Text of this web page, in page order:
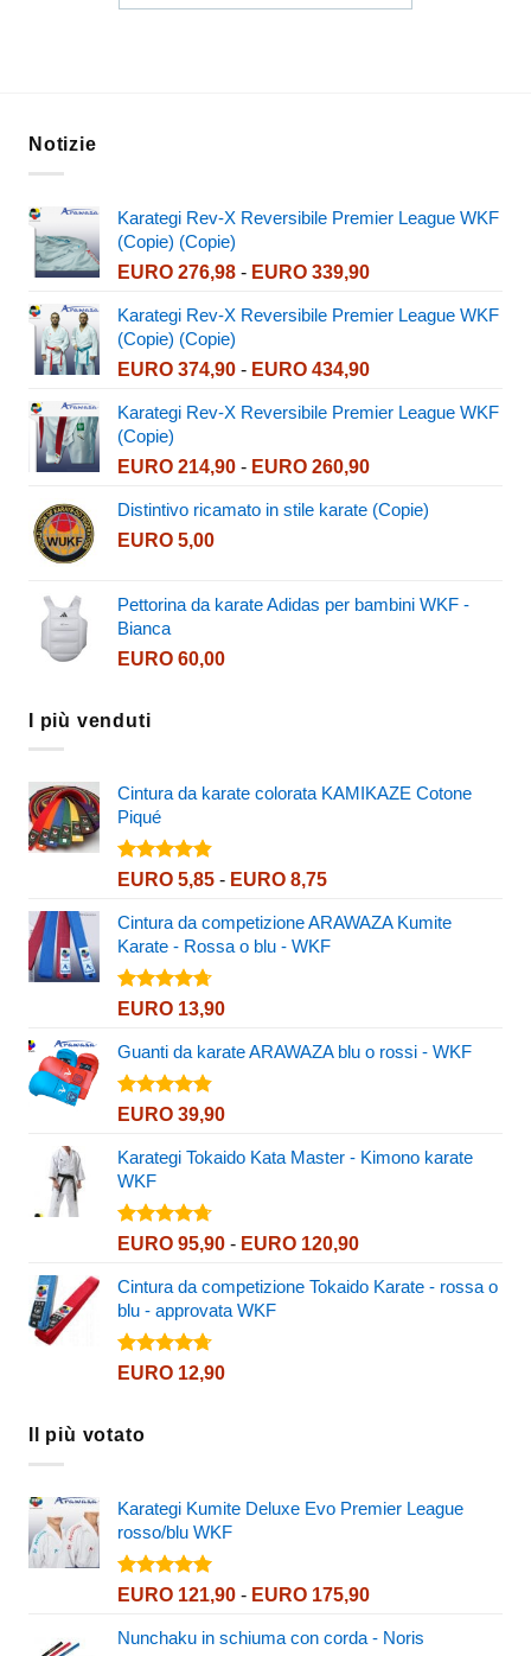
Notizie
Karategi Rev-X Reversibile Premier League WKF
(Copie) (Copie)
EURO276,98 - EURO339,90Fascia
prezzo:
EURO 276,98
EURO 339,90
Karategi Rev-X Reversibile Premier League WKF
(Copie) (Copie)
EURO374,90 - EURO434,90Fascia
prezzo:
EURO 374,90
EURO 434,90
Karategi Rev-X Reversibile Premier League WKF
(Copie)
EURO214,90 - EURO260,90Fascia
prezzo:
EURO 260,90
Distintivo ricamato in stile karate (Copie)
EURO5,00
Pettorina da karate Adidas per bambini WKF -
Bianca
EURO60,00
I più venduti
Cintura da karate colorata KAMIKAZE Cotone
Piqué
Valutato
EURO5,85 - EURO8,75Fascia
prezzo:
da
Cintura da competizione ARAWAZA Kumite
Karate - Rossa o blu - WKF
Valutato
EURO13,90
Guanti da karate ARAWAZA blu o rossi - WKF
Valutato
EURO39,90
Karategi Tokaido Kata Master - Kimono karate
WKF
Valutato
EURO95,90 - EURO120,90Fascia
prezzo:
Cintura da competizione Tokaido Karate - rossa o
blu - approvata WKF
Valutato
EURO12,90
Il più votato
Karategi Kumite Deluxe Evo Premier League
rosso/blu WKF
Valutato
EURO121,90 - EURO175,90Fascia
prezzo:
Nunchaku in schiuma con corda - Noris